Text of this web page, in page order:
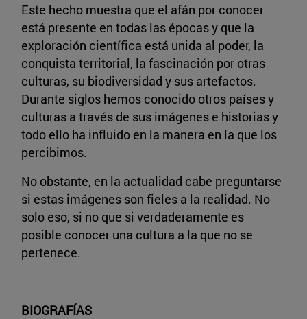
Este hecho muestra que el afán por conocer
está presente en todas las épocas y que la
exploración científica está unida al poder, la
conquista territorial, la fascinación por otras
culturas, su biodiversidad y sus artefactos.
Durante siglos hemos conocido otros países y
culturas a través de sus imágenes e historias y
todo ello ha influido en la manera en la que los
percibimos.
No obstante, en la actualidad cabe preguntarse
si estas imágenes son fieles a la realidad. No
solo eso, si no que si verdaderamente es
posible conocer una cultura a la que no se
pertenece.
BIOGRAFÍAS